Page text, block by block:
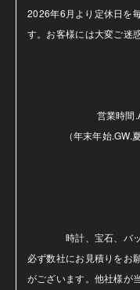
2026年6月より定休日を
す。お客様には大変ご迷
営業時間
（年末年始.GW.
時計、宝石、バ
必ず数社にお見積りをお
がございます。他社様が